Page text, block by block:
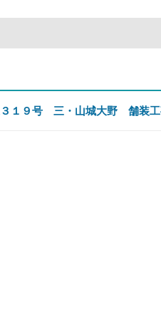
１９号 三・山城大野 舗装工